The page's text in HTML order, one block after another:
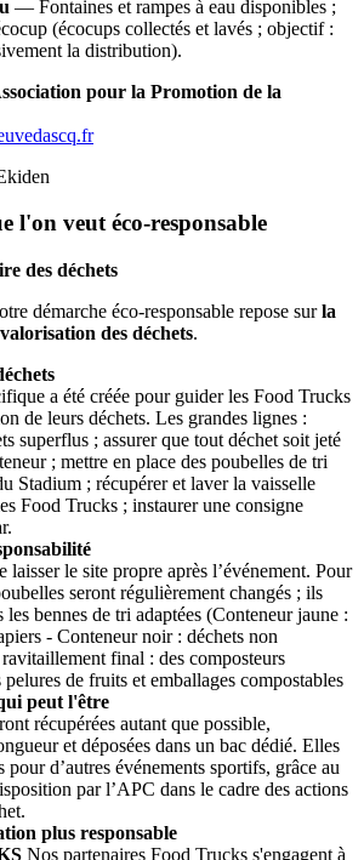
— Fontaines et rampes à eau disponibles ;
(écocups collectés et lavés ; objectif :
la distribution).
pour la Promotion de la
l'on veut éco-responsable
des déchets
démarche éco-responsable repose surla
des déchets.
a été créée pour guider les Food Trucks
de leurs déchets. Les grandes lignes :
superflus ; assurer que tout déchet soit jeté
; mettre en place des poubelles de tri
Stadium ; récupérer et laver la vaisselle
Food Trucks ; instaurer une consigne
laisser le site propre après l’événement. Pour
seront régulièrement changés ; ils
les bennes de tri adaptées (Conteneur jaune :
- Conteneur noir : déchets non
final : des composteurs
de fruits et emballages compostables
peut l'être
récupérées autant que possible,
et déposées dans un bac dédié. Elles
pour d’autres événements sportifs, grâce au
par l’APC dans le cadre des actions
plus responsable
Nos partenaires Food Trucks s'engagent à